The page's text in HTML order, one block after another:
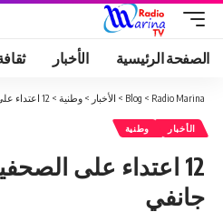
الصفحة الرئيسية الأخبار
Radio Marina
>
Blog
> الأخبار > وطنية > 12 اعتداء على الصحفيين خلال شهر جانفي
الأخبار وطنية
12 اعتداء على
جانفي